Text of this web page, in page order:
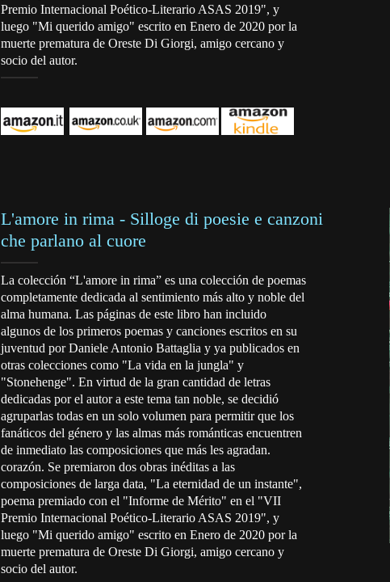
Premio Internacional Poético-Literario ASAS 2019", y
luego "Mi querido amigo" escrito en Enero de 2020 por la
muerte prematura de Oreste Di Giorgi, amigo cercano y
socio del autor.
L'amore in rima - Silloge di poesie e canzoni
che parlano al cuore
La colección “L'amore in rima” es una colección de poemas
completamente dedicada al sentimiento más alto y noble del
alma humana. Las páginas de este libro han incluido
algunos de los primeros poemas y canciones escritos en su
juventud por Daniele Antonio Battaglia y ya publicados en
otras colecciones como "La vida en la jungla" y
"Stonehenge". En virtud de la gran cantidad de letras
dedicadas por el autor a este tema tan noble, se decidió
agruparlas todas en un solo volumen para permitir que los
fanáticos del género y las almas más románticas encuentren
de inmediato las composiciones que más les agradan.
corazón. Se premiaron dos obras inéditas a las
composiciones de larga data, "La eternidad de un instante",
poema premiado con el "Informe de Mérito" en el "VII
Premio Internacional Poético-Literario ASAS 2019", y
luego "Mi querido amigo" escrito en Enero de 2020 por la
muerte prematura de Oreste Di Giorgi, amigo cercano y
socio del autor.